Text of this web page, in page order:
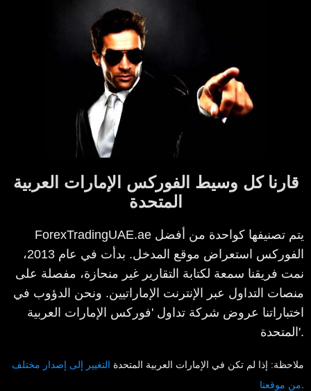
قارنا كل وسيط الفوركس الإمارات العربية
المتحدة
ForexTradingUAE.ae يتم تصنيفها كواحدة من أفضل
الفوركس استعراض موقع المدخل. بدأت في عام 2013،
نمت فريقنا سمعة لكتابة التقارير غير منحازة، مفصلة على
منصات التداول عبر الإنترنت الإماراتيين. ونحن الدؤوب في
اختباراتنا عروض شركة تداول 'فوركس الإمارات العربية
المتحدة'.
ملاحظة: إذا لم تكن في الإمارات العربية المتحدة التغيير إلى إصدار مختلف
من موقعنا.